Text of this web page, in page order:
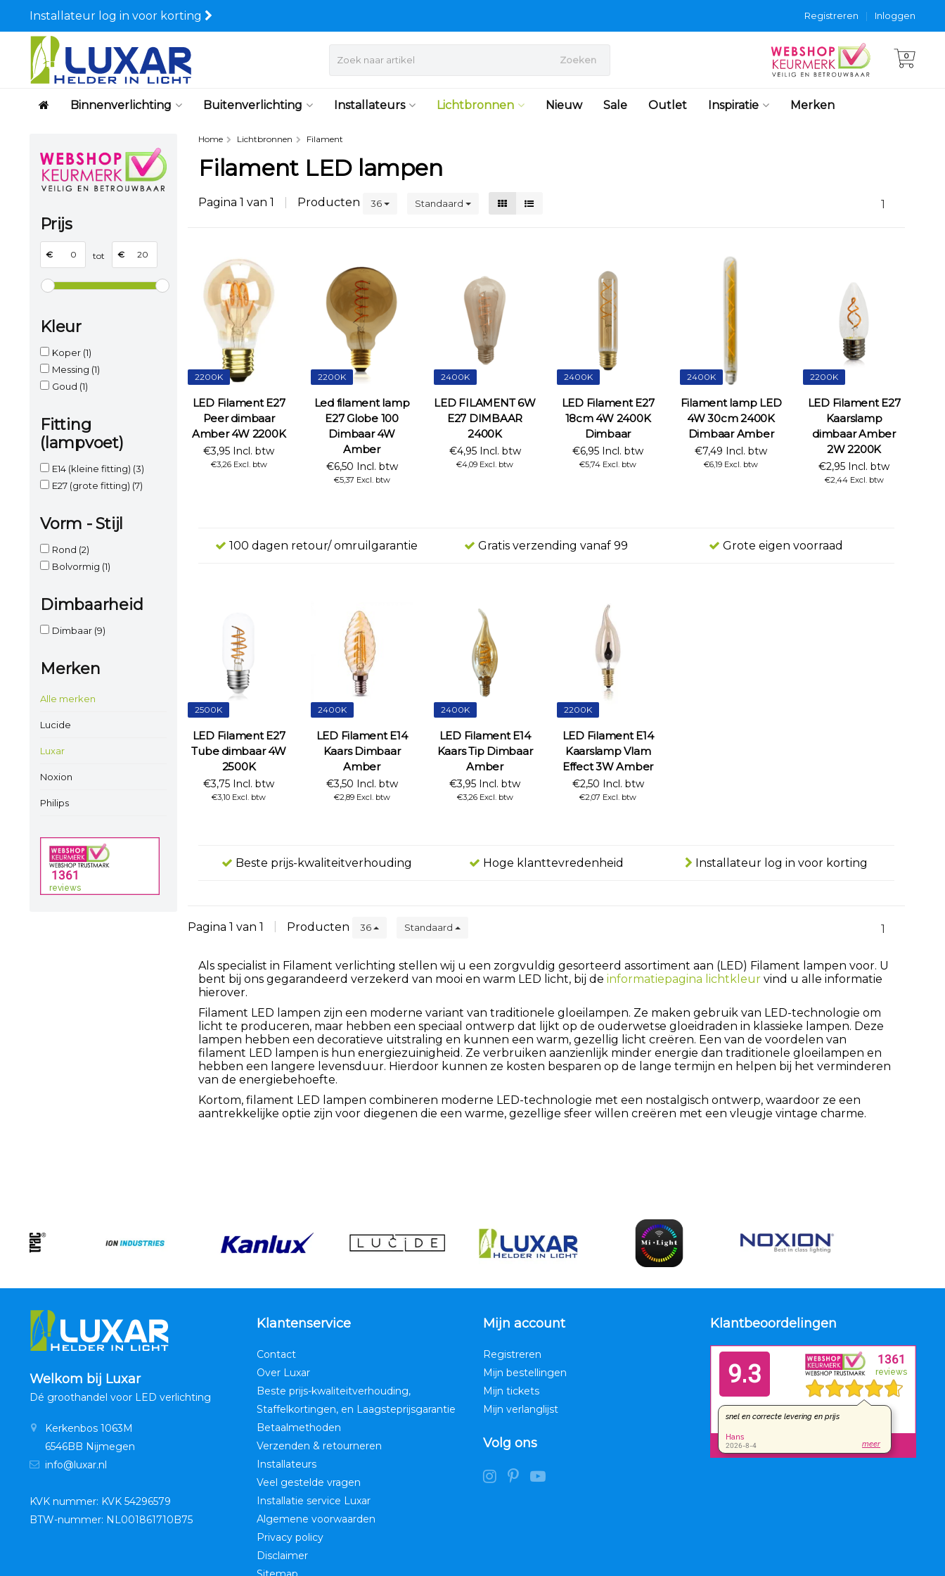
Installateur log in voor korting Inloggen
|
Registreren
Zoeken 0
Binnenverlichting Buitenverlichting Installateurs Lichtbronnen Nieuw Sale Outlet Inspiratie Merken
Prijs
€ tot €
Kleur
Koper (1)
Messing (1)
Goud (1)
Fitting
(lampvoet)
E14 (kleine fitting) (3)
E27 (grote fitting) (7)
Vorm - Stijl
Rond (2)
Bolvormig (1)
Dimbaarheid
Dimbaar (9)
Merken
Alle merken
Lucide
Luxar
Noxion
Philips
Home Lichtbronnen Filament
Filament LED lampen
Pagina 1 van 1 Producten 36 Standaard 1
2200K
LED Filament E27
Peer dimbaar
Amber 4W 2200K
€3,95 Incl. btw
€3,26 Excl. btw
2200K
Led filament lamp
E27 Globe 100
Dimbaar 4W
Amber
€6,50 Incl. btw
€5,37 Excl. btw
2400K
LED FILAMENT 6W
E27 DIMBAAR
2400K
€4,95 Incl. btw
€4,09 Excl. btw
2400K
LED Filament E27
18cm 4W 2400K
Dimbaar
€6,95 Incl. btw
€5,74 Excl. btw
2400K
Filament lamp LED
4W 30cm 2400K
Dimbaar Amber
€7,49 Incl. btw
€6,19 Excl. btw
2200K
LED Filament E27
Kaarslamp
dimbaar Amber
2W 2200K
€2,95 Incl. btw
€2,44 Excl. btw
100 dagen retour/ omruilgarantie Gratis verzending vanaf 99 Grote eigen voorraad
2500K
LED Filament E27
Tube dimbaar 4W
2500K
€3,75 Incl. btw
€3,10 Excl. btw
2400K
LED Filament E14
Kaars Dimbaar
Amber
€3,50 Incl. btw
€2,89 Excl. btw
2400K
LED Filament E14
Kaars Tip Dimbaar
Amber
€3,95 Incl. btw
€3,26 Excl. btw
2200K
LED Filament E14
Kaarslamp Vlam
Effect 3W Amber
€2,50 Incl. btw
€2,07 Excl. btw
Beste prijs-kwaliteitverhouding Hoge klanttevredenheid Installateur log in voor korting
Pagina 1 van 1 Producten 36 Standaard 1
Als specialist in Filament verlichting stellen wij u een zorgvuldig gesorteerd assortiment aan (LED) Filament lampen voor. U
bent bij ons gegarandeerd verzekerd van mooi en warm LED licht, bij de informatiepagina lichtkleur vind u alle informatie
hierover.
Filament LED lampen zijn een moderne variant van traditionele gloeilampen. Ze maken gebruik van LED-technologie om
licht te produceren, maar hebben een speciaal ontwerp dat lijkt op de ouderwetse gloeidraden in klassieke lampen. Deze
lampen hebben een decoratieve uitstraling en kunnen een warm, gezellig licht creëren. Een van de voordelen van
filament LED lampen is hun energiezuinigheid. Ze verbruiken aanzienlijk minder energie dan traditionele gloeilampen en
hebben een langere levensduur. Hierdoor kunnen ze kosten besparen op de lange termijn en helpen bij het verminderen
van de energiebehoefte.
Kortom, filament LED lampen combineren moderne LED-technologie met een nostalgisch ontwerp, waardoor ze een
aantrekkelijke optie zijn voor diegenen die een warme, gezellige sfeer willen creëren met een vleugje vintage charme.
Welkom bij Luxar
Dé groothandel voor LED verlichting
Kerkenbos 1063M
6546BB Nijmegen
info@luxar.nl
KVK nummer: KVK 54296579
BTW-nummer: NL001861710B75
Klantenservice
Contact
Over Luxar
Beste prijs-kwaliteitverhouding,
Staffelkortingen, en Laagsteprijsgarantie
Betaalmethoden
Verzenden & retourneren
Installateurs
Veel gestelde vragen
Installatie service Luxar
Algemene voorwaarden
Privacy policy
Disclaimer
Mijn account
Registreren
Mijn bestellingen
Mijn tickets
Mijn verlanglijst
Volg ons
Klantbeoordelingen